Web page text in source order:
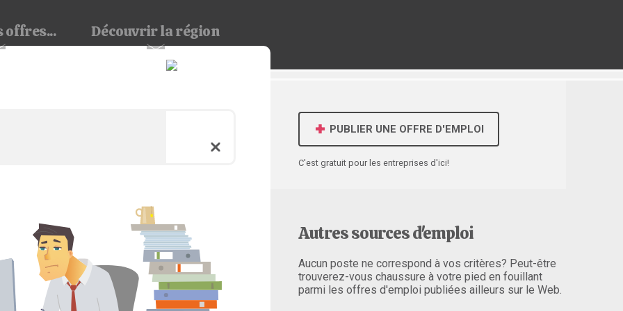
offres... Découvrirla région
PUBLIER UNE OFFRE D'EMPLOI
C'est gratuit pour les entreprises d'ici!
Autres sources d'emploi
Aucun poste ne correspond à vos critères? Peut-être
trouverez-vous chaussure à votre pied en fouillant
parmi les offres d'emploi publiées ailleurs sur le Web.